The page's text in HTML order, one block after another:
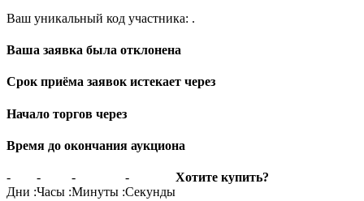
Ваш уникальный код участника: .
Ваша заявка была отклонена
Срок приёма заявок истекает через
Начало торгов через
Время до окончания аукциона
-
Дни :
-
Часы :
-
Минуты :
-
Секунды
Хотите купить?